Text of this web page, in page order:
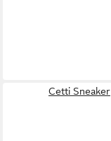
Cetti Sneaker